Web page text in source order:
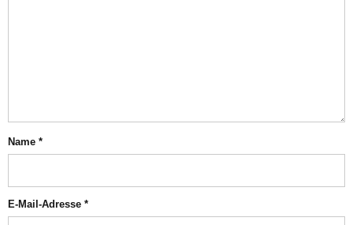
Name *
E-Mail-Adresse *